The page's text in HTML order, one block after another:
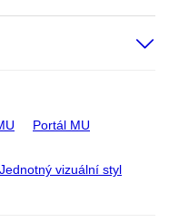
Portál MU
Jednotný vizuální styl